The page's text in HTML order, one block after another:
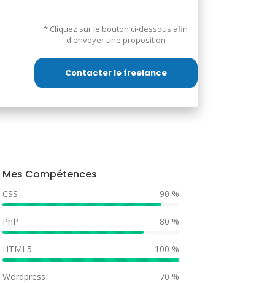
* Cliquez sur le bouton ci-dessous afin
d'envoyer une proposition
Contacter le freelance
Mes Compétences
CSS 90 %
PhP 80 %
HTML5 100 %
Wordpress 70 %